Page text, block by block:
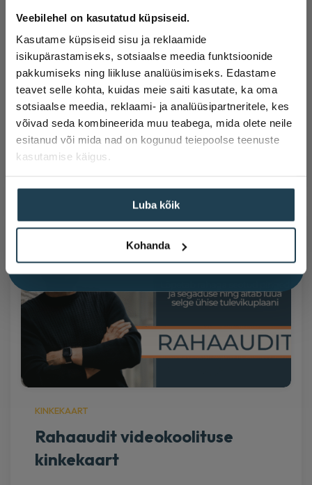
Veebilehel on kasutatud küpsiseid.
Kasutame küpsiseid sisu ja reklaamide
isikupärastamiseks, sotsiaalse meedia funktsioonide
pakkumiseks ning liikluse analüüsimiseks. Edastame
teavet selle kohta, kuidas meie saiti kasutate, ka oma
sotsiaalse meedia, reklaami- ja analüüsipartneritele, kes
võivad seda kombineerida muu teabega, mida olete neile
esitanud või mida nad on kogunud teiepoolse teenuste
kasutamise käigus.
Luba kõik
Kohanda
Lisa korvi
KINKEKAART, PAPSIDE MEISTRIKLASS –
VIRTUAALNE
189€
Lisa korvi
Kingi oma mehele või sõbrale üks äge
päev, et ta saaks oma lähisuhted veel
paremaks ehitada.
189€
Vali
KINKEKAART
Rahaaudit videokoolituse
kinkekaart
Soovin osaleda loosimises ning saada häid nõuandeid, mis pereelu
Soovin saada häid nõuandeid, mis pereelu rikastavad.
Liitun uudiskirjaga